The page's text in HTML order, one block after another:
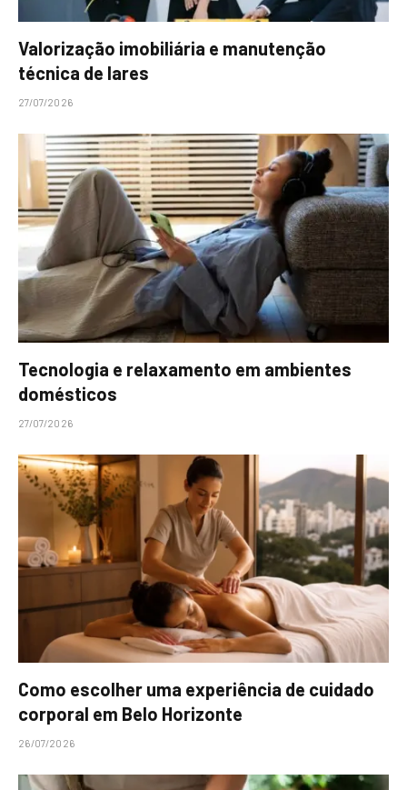
Valorização imobiliária e manutenção
técnica de lares
27/07/2026
Tecnologia e relaxamento em ambientes
domésticos
27/07/2026
Como escolher uma experiência de cuidado
corporal em Belo Horizonte
26/07/2026